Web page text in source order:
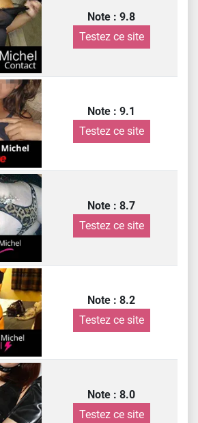
Note : 9.8
Testez ce site
Note : 9.1
Testez ce site
Note : 8.7
Testez ce site
Note : 8.2
Testez ce site
Note : 8.0
Testez ce site